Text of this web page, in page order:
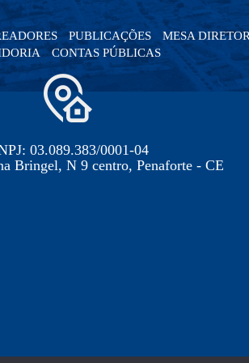
PUBLICAÇÕES
MESA
CONTAS PÚBLICAS
03.089.383/0001-04
Bringel, N 9 centro, Penaforte - CE